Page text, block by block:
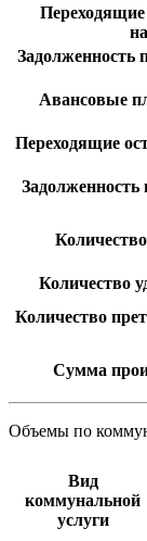
Переходящие
Задолженность
Авансовые
Переходящие
Задолженность
Количество
Количество
Сумма
Объемы по
Вид
коммунальной
услуги